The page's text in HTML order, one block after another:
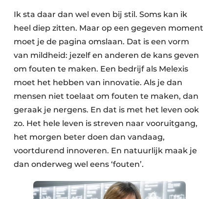
Ik sta daar dan wel even bij stil. Soms kan ik
heel diep zitten. Maar op een gegeven moment
moet je de pagina omslaan. Dat is een vorm
van mildheid: jezelf en anderen de kans geven
om fouten te maken. Een bedrijf als Melexis
moet het hebben van innovatie. Als je dan
mensen niet toelaat om fouten te maken, dan
geraak je nergens. En dat is met het leven ook
zo. Het hele leven is streven naar vooruitgang,
het morgen beter doen dan vandaag,
voortdurend innoveren. En natuurlijk maak je
dan onderweg wel eens ‘­fouten’.